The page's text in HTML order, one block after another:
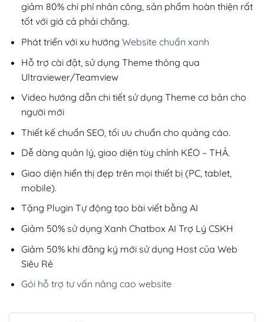
giảm 80% chi phí nhân công, sản phẩm hoàn thiện rất
tốt với giá cả phải chăng.
Phát triển với xu hướng Website chuẩn xanh
Hỗ trợ cài đặt, sử dụng Theme thông qua
Ultraviewer/Teamview
Video hướng dẫn chi tiết sử dụng Theme cơ bản cho
người mới
Thiết kế chuẩn SEO, tối ưu chuẩn cho quảng cáo.
Dễ dàng quản lý, giao diện tùy chỉnh KÉO – THẢ.
Giao diện hiển thị đẹp trên mọi thiết bị (PC, tablet,
mobile).
Tặng Plugin Tự động tạo bài viết bằng AI
Giảm 50% sử dụng Xanh Chatbox AI Trợ Lý CSKH
Giảm 50% khi đăng ký mới sử dụng Host của Web
Siêu Rẻ
Gói hỗ trợ tư vấn nâng cao website